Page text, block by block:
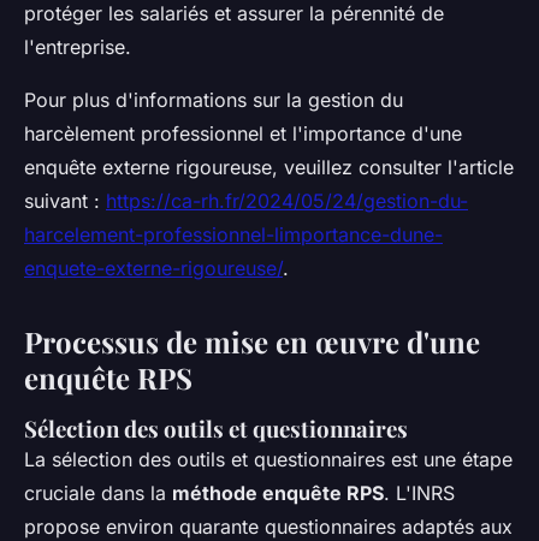
protéger les salariés et assurer la pérennité de
l'entreprise.
Pour plus d'informations sur la gestion du
harcèlement professionnel et l'importance d'une
enquête externe rigoureuse, veuillez consulter l'article
suivant : https://ca-rh.fr/2024/05/24/gestion-du-
harcelement-professionnel-limportance-dune-
enquete-externe-rigoureuse/.
Processus de mise en œuvre d'une
enquête RPS
Sélection des outils et questionnaires
La sélection des outils et questionnaires est une étape
cruciale dans la méthode enquête RPS. L'INRS
propose environ quarante questionnaires adaptés aux